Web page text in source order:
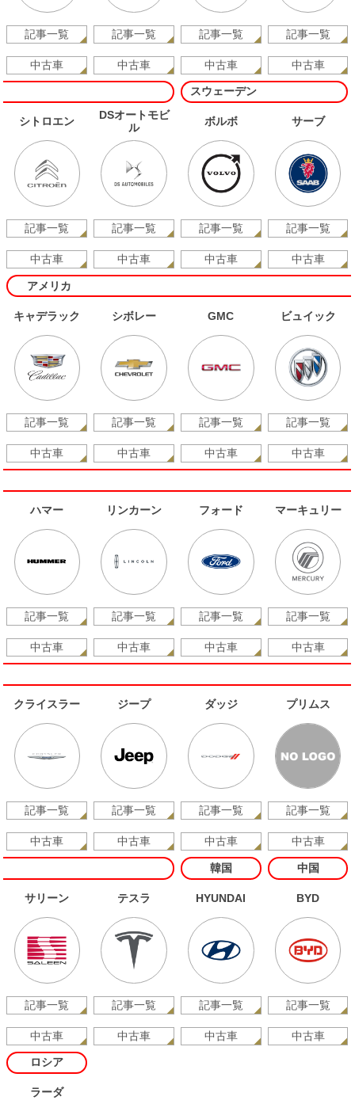
記事一覧
中古車
記事一覧
中古車
記事一覧
中古車
記事一覧
中古車
シトロエン
記事一覧
中古車
DSオートモビ
ル
記事一覧
中古車
スウェーデン
ボルボ
記事一覧
中古車
サーブ
記事一覧
中古車
アメリカ
キャデラック
記事一覧
中古車
シボレー
記事一覧
中古車
GMC
記事一覧
中古車
ビュイック
記事一覧
中古車
ハマー
記事一覧
中古車
リンカーン
記事一覧
中古車
フォード
記事一覧
中古車
マーキュリー
記事一覧
中古車
クライスラー
記事一覧
中古車
ジープ
記事一覧
中古車
ダッジ
記事一覧
中古車
プリムス
記事一覧
中古車
サリーン
記事一覧
中古車
テスラ
記事一覧
中古車
韓国
HYUNDAI
記事一覧
中古車
中国
BYD
記事一覧
中古車
ロシア
ラーダ